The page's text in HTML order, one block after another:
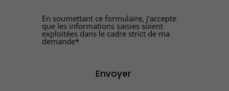
En soumettant ce formulaire, j'accepte
que les informations saisies soient
exploitées dans le cadre strict de ma
demande*
Envoyer